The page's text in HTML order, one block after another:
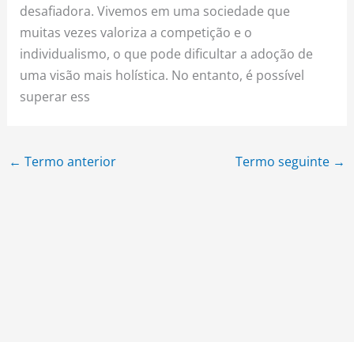
desafiadora. Vivemos em uma sociedade que
muitas vezes valoriza a competição e o
individualismo, o que pode dificultar a adoção de
uma visão mais holística. No entanto, é possível
superar ess
← Termo anterior Termo seguinte →